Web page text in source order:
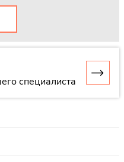
специалиста